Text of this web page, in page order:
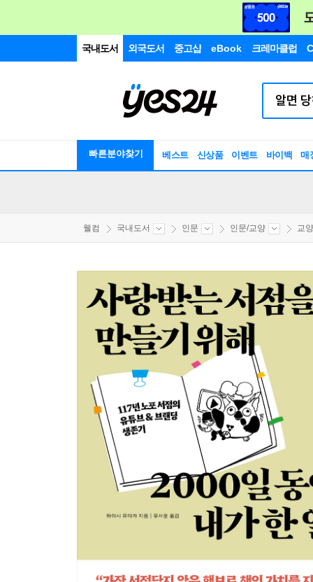
국내도서 외국도서 중고샵 eBook 크레마클럽
빠른분야찾기 베스트 신상품 이벤트 바이백 매
웰컴 국내도서 인문 인문/교양 교